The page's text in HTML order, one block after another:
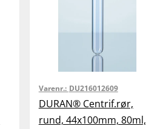
Varenr.: DU216012609
DURAN® Centrif.rør,
rund, 44x100mm, 80ml,